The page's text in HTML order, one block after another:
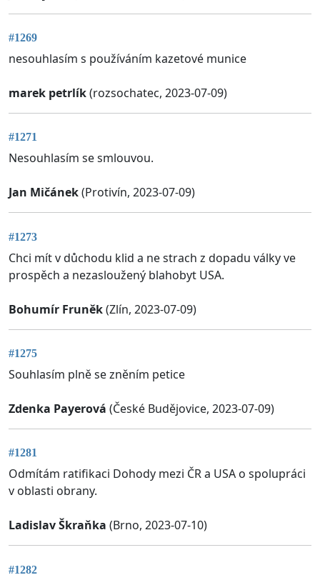
#1269
nesouhlasím s používáním kazetové munice
marek petrlík(rozsochatec, 2023-07-09)
#1271
Nesouhlasím se smlouvou.
Jan Mičánek(Protivín, 2023-07-09)
#1273
Chci mít v důchodu klid a ne strach z dopadu války ve
prospěch a nezasloužený blahobyt USA.
Bohumír Fruněk(Zlín, 2023-07-09)
#1275
Souhlasím plně se zněním petice
Zdenka Payerová (České Budějovice, 2023-07-09)
#1281
Odmítám ratifikaci Dohody mezi ČR a USA o spolupráci
v oblasti obrany.
Ladislav Škraňka (Brno, 2023-07-10)
#1282